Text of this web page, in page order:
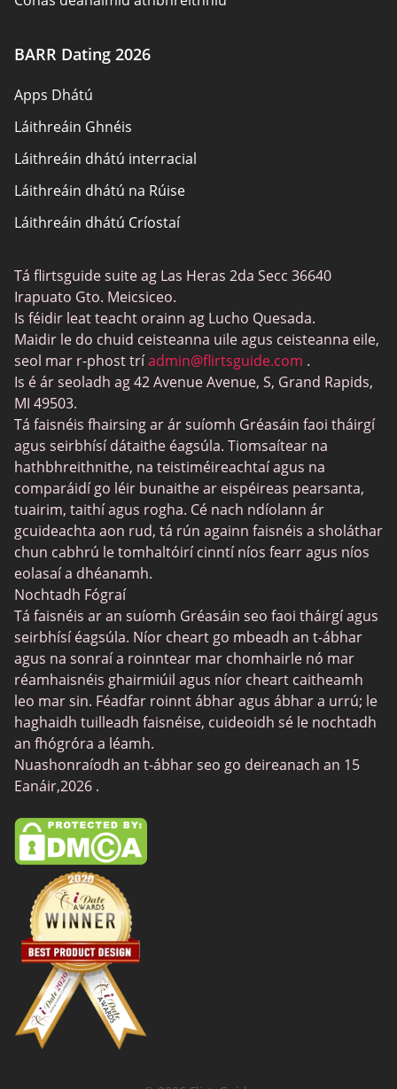
Forbhreathnú beartais
Téarmaí Úsáide
Léarscáil an láithreáin
BARR Dating 2026
Apps Dhátú
Láithreáin Ghnéis
Láithreáin dhátú interracial
Láithreáin dhátú na Rúise
Láithreáin dhátú Críostaí
Gnéas Ócáideach
Láithreáin Dhátú Elite
Láithreáin dhátú BBW
Láithreáin trasdhátú
Láithreáin dhátú Cougar
Láithreáin Dating do Dhaoine Fásta
Láithreáin dhátú leispiacha
Láithreáin dhátú Gamer
Láithreáin dhátú sinsearacha
SilverDaddies
Chat Avenue
Mingle2
SwingLifestyle
Feabie
Chatib
CougarLife
Sugardaddymeet
Spdate
AsianDate
FaceFlow
LatinAmericanCupid
BBWCupid
InternationalCupid
Tá flirtsguide suite ag Las Heras 2da Secc 36640
Irapuato Gto. Meicsiceo.
Is féidir leat teacht orainn ag Lucho Quesada.
Maidir le do chuid ceisteanna uile agus ceisteanna eile,
seol mar r-phost tríadmin@flirtsguide.com .
Is é ár seoladh ag 42 Avenue Avenue, S, Grand Rapids,
MI 49503.
Tá faisnéis fhairsing ar ár suíomh Gréasáin faoi tháirgí
agus seirbhísí dátaithe éagsúla. Tiomsaítear na
hathbhreithnithe, na teistiméireachtaí agus na
comparáidí go léir bunaithe ar eispéireas pearsanta,
tuairim, taithí agus rogha. Cé nach ndíolann ár
gcuideachta aon rud, tá rún againn faisnéis a sholáthar
chun cabhrú le tomhaltóirí cinntí níos fearr agus níos
eolasaí a dhéanamh.
Nochtadh Fógraí
Tá faisnéis ar an suíomh Gréasáin seo faoi tháirgí agus
seirbhísí éagsúla. Níor cheart go mbeadh an t-ábhar
agus na sonraí a roinntear mar chomhairle nó mar
réamhaisnéis ghairmiúil agus níor cheart caitheamh
leo mar sin. Féadfar roinnt ábhar agus ábhar a urrú; le
haghaidh tuilleadh faisnéise, cuideoidh sé le nochtadh
an fhógróra a léamh.
Nuashonraíodh an t-ábhar seo go deireanach an 15
Eanáir,2026 .